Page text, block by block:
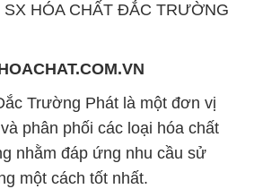
SX HÓA CHẤT ĐẮC TRƯỜNG
Trường Phát là một đơn vị
phân phối các loại hóa chất
nhằm đáp ứng nhu cầu sử
một cách tốt nhất.